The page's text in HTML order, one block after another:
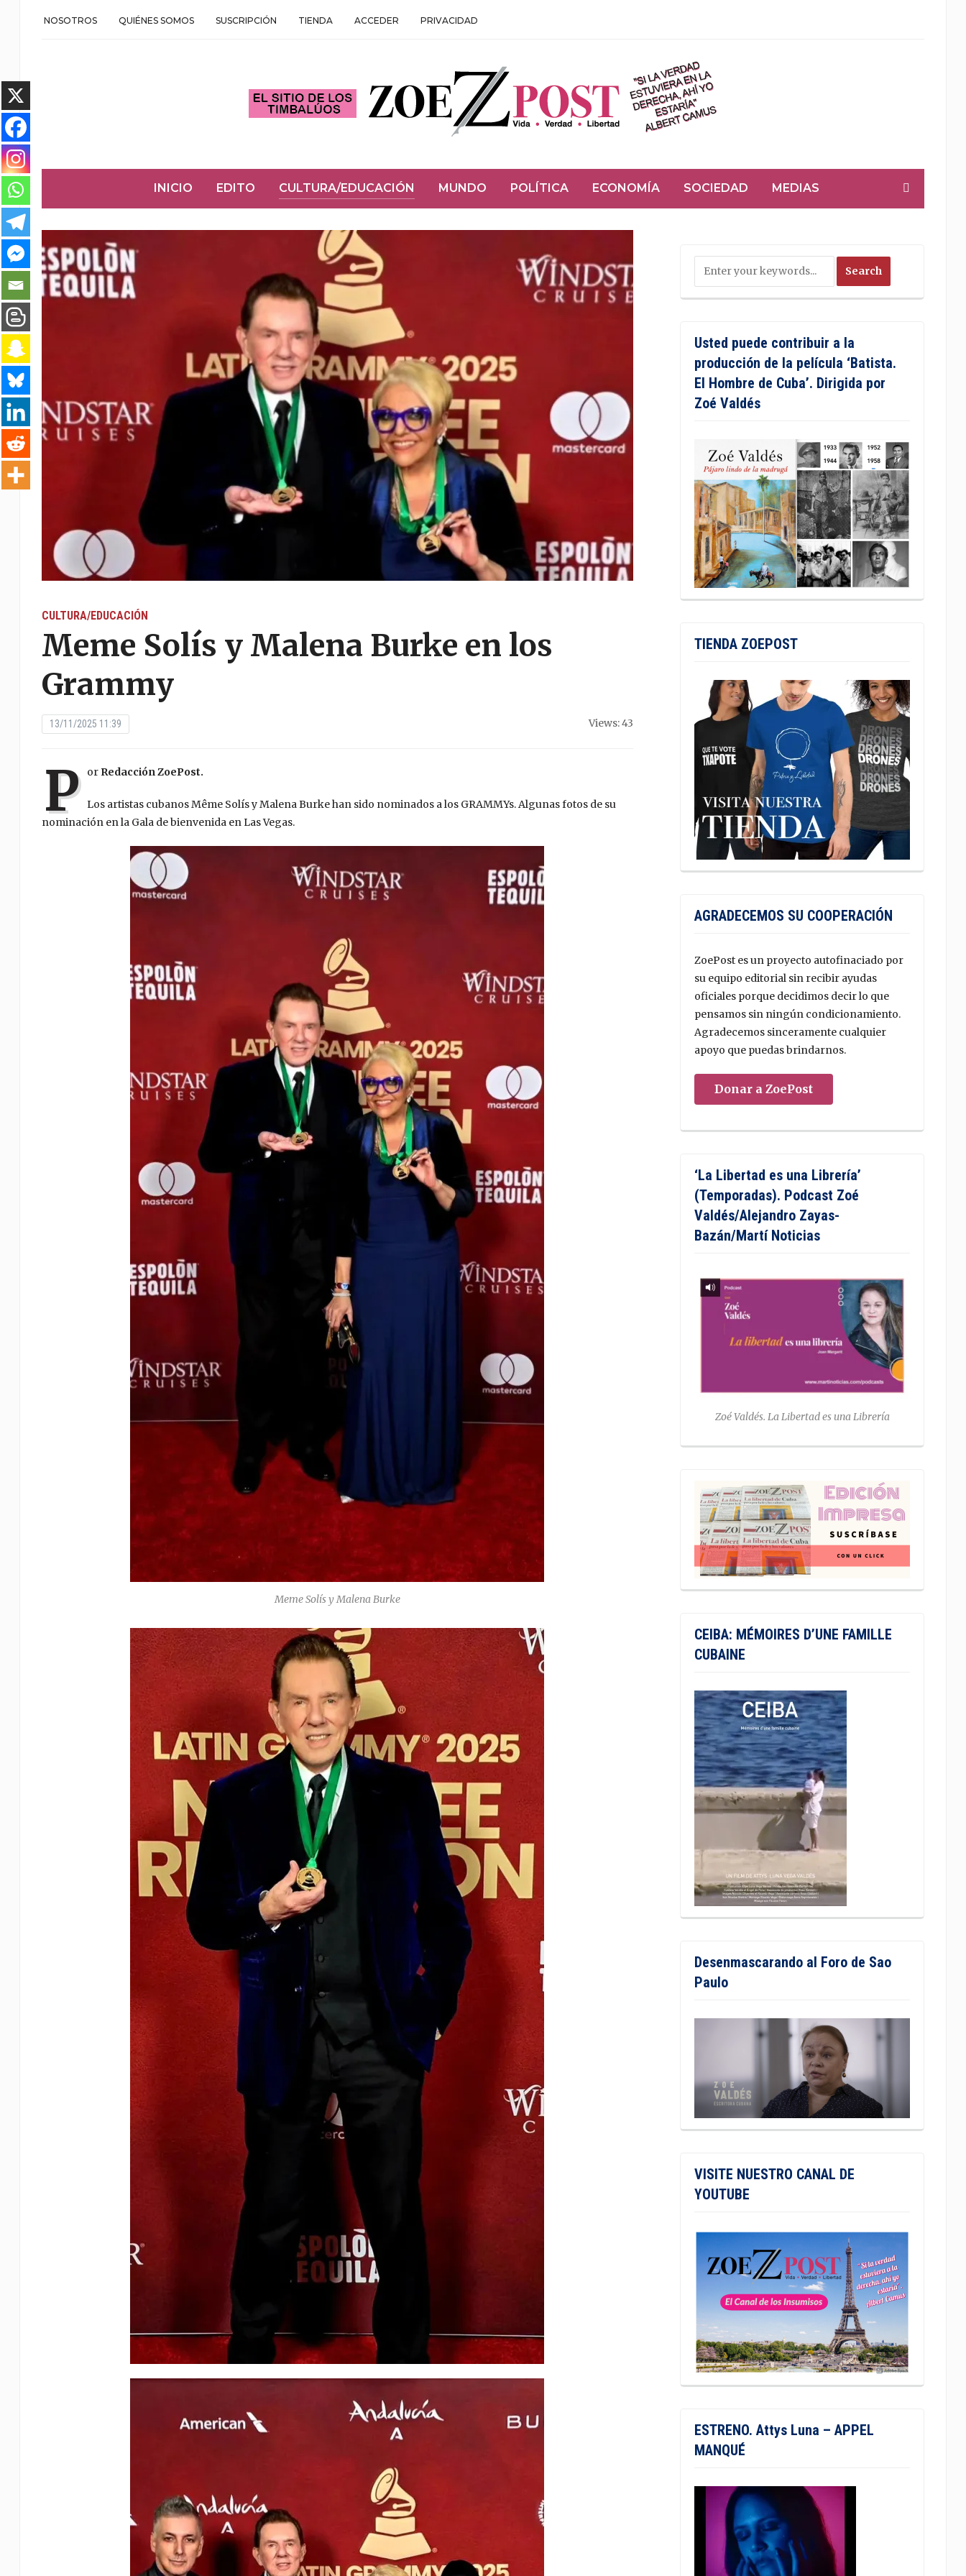
NOSOTROS QUIÉNES SOMOS SUSCRIPCIÓN TIENDA ACCEDER PRIVACIDAD
INICIO EDITO CULTURA/EDUCACIÓN MUNDO POLÍTICA ECONOMÍA SOCIEDAD MEDIAS
CULTURA/EDUCACIÓN
Meme Solís y Malena Burke en los
Grammy
13/11/2025 11:39 Views: 43
P or Redacción ZoePost.
Los artistas cubanos Même Solís y Malena Burke han sido nominados a los GRAMMYs. Algunas fotos de su
nominación en la Gala de bienvenida en Las Vegas.
Meme Solís y Malena Burke
Usted puede contribuir a la
producción de la película ‘Batista.
El Hombre de Cuba’. Dirigida por
Zoé Valdés
TIENDA ZOEPOST
AGRADECEMOS SU COOPERACIÓN
ZoePost es un proyecto autofinaciado por
su equipo editorial sin recibir ayudas
oficiales porque decidimos decir lo que
pensamos sin ningún condicionamiento.
Agradecemos sinceramente cualquier
apoyo que puedas brindarnos.
Donar a ZoePost
‘La Libertad es una Librería’
(Temporadas). Podcast Zoé
Valdés/Alejandro Zayas-
Bazán/Martí Noticias
Zoé Valdés. La Libertad es una Librería
CEIBA: MÉMOIRES D’UNE FAMILLE
CUBAINE
Desenmascarando al Foro de Sao
Paulo
VISITE NUESTRO CANAL DE
YOUTUBE
ESTRENO. Attys Luna – APPEL
MANQUÉ